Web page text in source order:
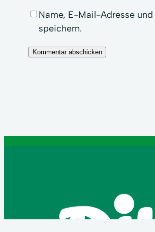
Name, E-Mail-Adresse
speichern.